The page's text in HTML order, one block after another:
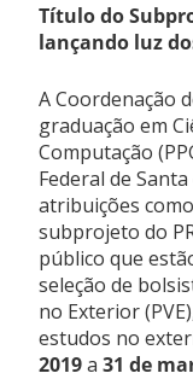
Título do
lançando luz
A Coordenação
graduação em
Computação
Federal de
atribuições
subprojeto do
público que
seleção de
no Exterior
estudos no
2019a31 de